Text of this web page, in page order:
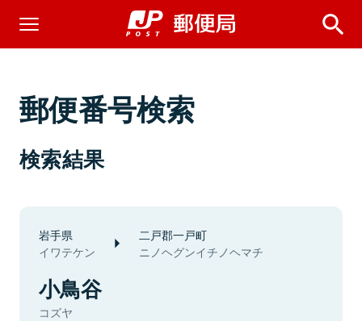
郵便番号検索
検索結果
岩手県
イワテケン
二戸郡一戸町
ニノヘグンイチノヘマチ
小鳥谷
コズヤ